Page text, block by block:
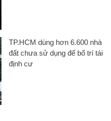
TP.HCM dùng hơn 6.600 nhà
đất chưa sử dụng để bố trí tái
định cư